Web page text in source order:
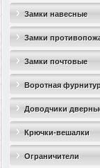
Замки навесные
Замки
Замки почтовые
Воротная
Доводчики
Крючки-вешалки
Ограничители